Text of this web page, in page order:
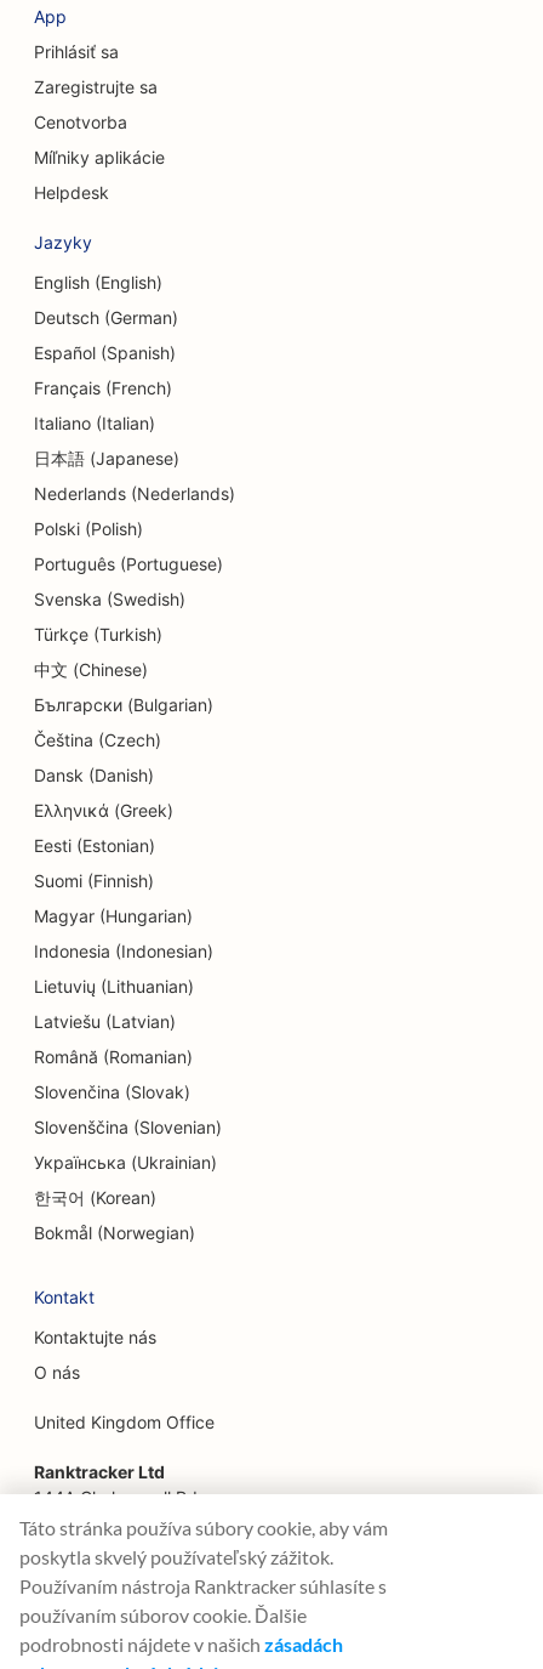
SEO pre úverové družstvá
SEO pre Delis
SEO pre služby dlhového poradenstva
SEO pre zmenárenské služby
SEO pre služby dermabrázie
SEO pre centrá dennej starostlivosti
SEO pre obchody s detailmi
SEO pre reštaurácie
SEO pre obchody s koláčikmi
SEO pre služby vzdelávania a starostlivosti o deti
SEO pre čistiarne
SEO pre predajne elektroniky
SEO pre strojárske firmy
SEO pre endodontistov
SEO pre zábavu a rekreáciu
SEO pre únikové miestnosti
EO pre etnické reštaurácie
SEO pre služby faceliftu
SEO pre rodinné reštaurácie
SEO pre finančných plánovačov
SEO pre kvetinárstva
SEO pre reštaurácie Fine Dining
SEO pre finančné služby
SEO pre francúzske cukrárne
SEO pre Food Trucks
SEO pre predajne nábytku
App
Prihlásiť sa
Zaregistrujte sa
Cenotvorba
Míľniky aplikácie
Helpdesk
Jazyky
English (English)
Deutsch (German)
Español (Spanish)
Français (French)
Italiano (Italian)
日本語 (Japanese)
Nederlands (Nederlands)
Polski (Polish)
Português (Portuguese)
Svenska (Swedish)
Türkçe (Turkish)
中文 (Chinese)
Български (Bulgarian)
Čeština (Czech)
Dansk (Danish)
Ελληνικά (Greek)
Eesti (Estonian)
Suomi (Finnish)
Magyar (Hungarian)
Indonesia (Indonesian)
Lietuvių (Lithuanian)
Latviešu (Latvian)
Română (Romanian)
Slovenčina (Slovak)
Slovenščina (Slovenian)
Українська (Ukrainian)
한국어 (Korean)
Bokmål (Norwegian)
Kontakt
Kontaktujte nás
O nás
United Kingdom Office
Ranktracker Ltd
144A Clerkenwell Rd
London, EC1R 5DF
Company No: 08820809
felix@ranktracker.com
Táto stránka používa súbory cookie, aby vám
poskytla skvelý používateľský zážitok.
Používaním nástroja Ranktracker súhlasíte s
používaním súborov cookie. Ďalšie
podrobnosti nájdete v našich zásadách